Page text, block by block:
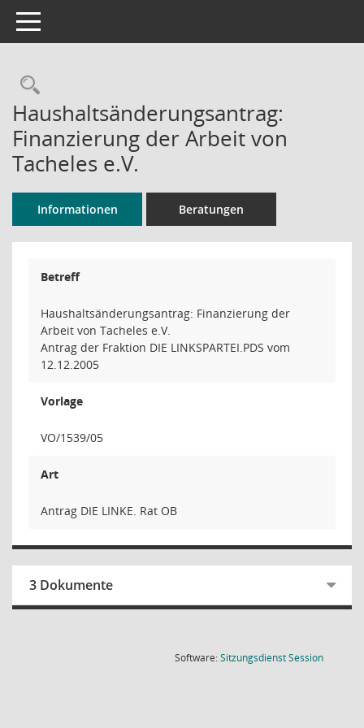
Toggle navigation
Rechercheauswahl
Haushaltsänderungsantrag:
Finanzierung der Arbeit von
Tacheles e.V.
Informationen Beratungen
Betreff
Haushaltsänderungsantrag: Finanzierung der
Arbeit von Tacheles e.V.
Antrag der Fraktion DIE LINKSPARTEI.PDS vom
12.12.2005
Vorlage
VO/1539/05
Art
Antrag DIE LINKE. Rat OB
3 Dokumente
Software:SitzungsdienstSession(Wird in